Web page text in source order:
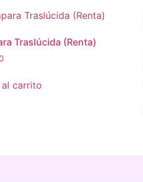
Traslúcida (Renta)
carrito